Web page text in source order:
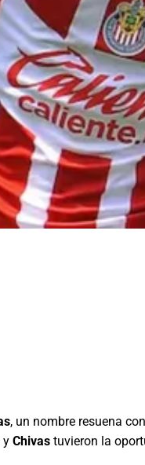
, un nombre resuena
y Chivas tuvieron la